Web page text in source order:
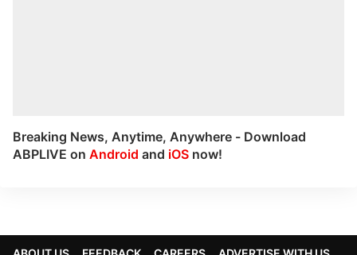
Breaking News, Anytime, Anywhere - Download
ABPLIVE on Android and iOS now!